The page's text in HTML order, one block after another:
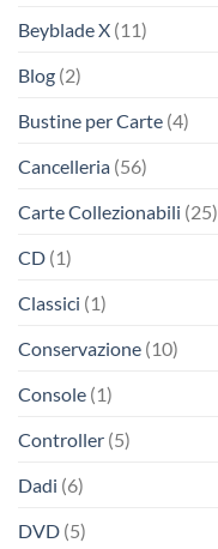
Beyblade X (11)
Blog (2)
Bustine per Carte (4)
Cancelleria (56)
Carte Collezionabili (25)
CD (1)
Classici (1)
Conservazione (10)
Console (1)
Controller (5)
Dadi (6)
DVD (5)